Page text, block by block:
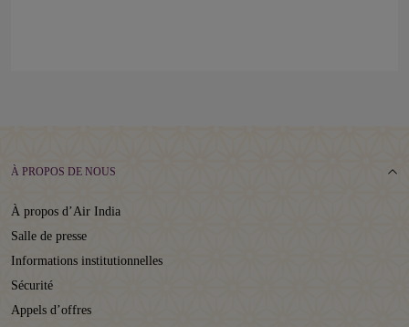
À PROPOS DE NOUS
À propos d’Air India
Salle de presse
Informations institutionnelles
Sécurité
Appels d’offres